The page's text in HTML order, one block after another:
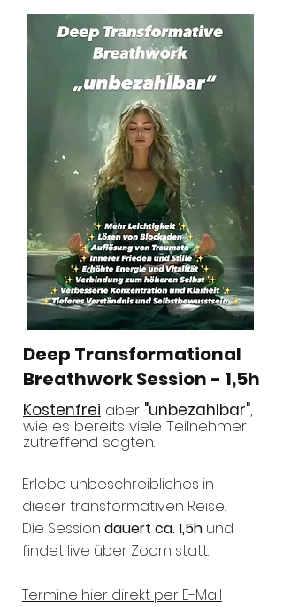
Deep Transformational
Breathwork Session - 1,5h
Kostenfrei aber "unbezahlbar",
wie es bereits viele Teilnehmer
zutreffend sagten.
Erlebe unbeschreibliches in
dieser transformativen Reise.
Die Session dauert ca. 1,5h und
findet live über Zoom statt.
Termine hier direkt per E-Mail